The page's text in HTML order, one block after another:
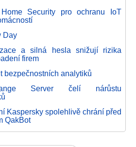
Security pro ochranu IoT
Day
a silná hesla snižují rizika
firem
bezpečnostních analytiků
Server čelí nárůstu
Kaspersky spolehlivě chrání před
QakBot